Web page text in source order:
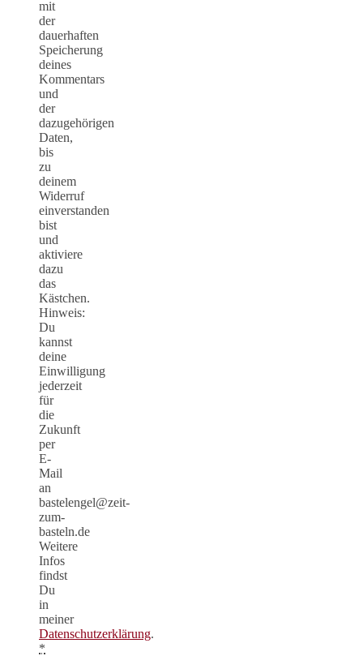
mit
der
dauerhaften
Speicherung
deines
Kommentars
und
der
dazugehörigen
Daten,
bis
zu
deinem
Widerruf
einverstanden
bist
und
aktiviere
dazu
das
Kästchen.
Hinweis:
Du
kannst
deine
Einwilligung
jederzeit
für
die
Zukunft
per
E-
Mail
an
bastelengel@zeit-
zum-
basteln.de
Weitere
Infos
findst
Du
in
meiner
Datenschutzerklärung.
*